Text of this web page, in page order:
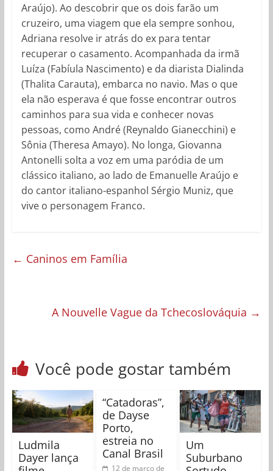
Araújo). Ao descobrir que os dois farão um
cruzeiro, uma viagem que ela sempre sonhou,
Adriana resolve ir atrás do ex para tentar
recuperar o casamento. Acompanhada da irmã
Luíza (Fabíula Nascimento) e da diarista Dialinda
(Thalita Carauta), embarca no navio. Mas o que
ela não esperava é que fosse encontrar outros
caminhos para sua vida e conhecer novas
pessoas, como André (Reynaldo Gianecchini) e
Sônia (Theresa Amayo). No longa, Giovanna
Antonelli solta a voz em uma paródia de um
clássico italiano, ao lado de Emanuelle Araújo e
do cantor italiano-espanhol Sérgio Muniz, que
vive o personagem Franco.
← Caninos em Família
A Nouvelle Vague da Tchecoslováquia →
Você pode gostar também
Ludmila
Dayer lança
“Catadoras”,
de Dayse
Porto,
estreia no
Canal Brasil
12 de março de
Um
Suburbano